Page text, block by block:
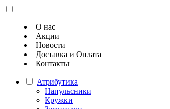
О нас
Акции
Новости
Доставка и Оплата
Контакты
Атрибутика
Напульсники
Кружки